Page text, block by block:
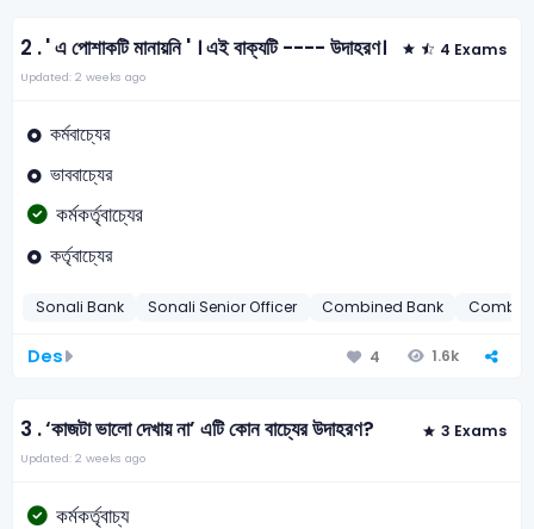
2 .' এ পোশাকটি মানায়নি ' । এই বাক্যটি ---- উদাহরণ। 4 Exams
Updated: 2 weeks ago
কর্মবাচ্যের
ভাববাচ্যের
কর্মকর্তৃবাচ্যের
কর্তৃবাচ্যের
Sonali Bank Sonali Senior Officer Combined Bank
Des 4 1.6k
3 .‘কাজটা ভালো দেখায় না’ এটি কোন বাচ্যের উদাহরণ? 3 Exams
Updated: 2 weeks ago
কর্মকর্তৃবাচ্য